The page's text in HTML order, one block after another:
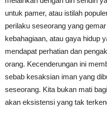
untuk pamer, atau istilah
perilaku seseorang yang
kebahagiaan, atau gaya hidup
mendapat perhatian dan
orang. Kecenderungan ini
sebab kesaksian iman yang
seseorang. Kita bukan mati
akan eksistensi yang tak